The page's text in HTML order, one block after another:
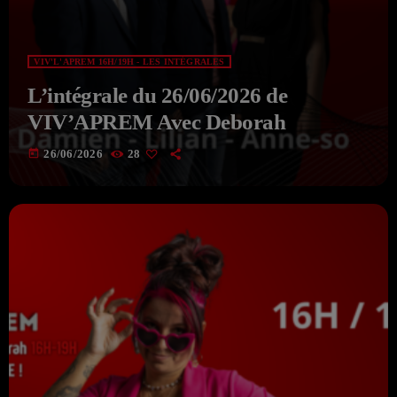
VIV'L'APREM 16H/19H - LES INTÉGRALES
L’intégrale du 26/06/2026 de
VIV’APREM Avec Deborah
today 26/06/2026 28